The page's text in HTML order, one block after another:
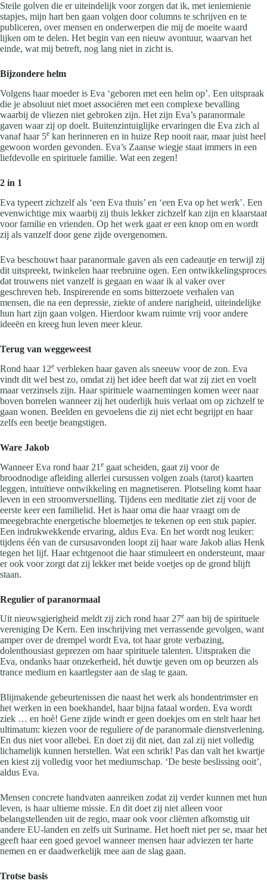
Steile golven die er uiteindelijk voor zorgen dat ik, met ieniemienie
stapjes, mijn hart ben gaan volgen door columns te schrijven en te
publiceren, over mensen en onderwerpen die mij de moeite waard
lijken om te delen. Het begin van een nieuw avontuur, waarvan het
einde, wat mij betreft, nog lang niet in zicht is.
Bijzondere helm
Volgens haar moeder is Eva ‘geboren met een helm op’. Een uitspraak
die je absoluut niet moet associëren met een complexe bevalling
waarbij de vliezen niet gebroken zijn. Het zijn Eva’s paranormale
gaven waar zij op doelt. Buitenzintuiglijke ervaringen die Eva zich al
vanaf haar 5e kan herinneren en in huize Rep nooit raar, maar juist heel
gewoon worden gevonden. Eva’s Zaanse wiegje staat immers in een
liefdevolle en spirituele familie. Wat een zegen!
2 in 1
Eva typeert zichzelf als ‘een Eva thuis’ en ‘een Eva op het werk’. Een
evenwichtige mix waarbij zij thuis lekker zichzelf kan zijn en klaarstaat
voor familie en vrienden. Op het werk gaat er een knop om en wordt
zij als vanzelf door gene zijde overgenomen.
Eva beschouwt haar paranormale gaven als een cadeautje en terwijl zij
dit uitspreekt, twinkelen haar reebruine ogen. Een ontwikkelingsproces
dat trouwens niet vanzelf is gegaan en waar ik al vaker over
geschreven heb. Inspirerende en soms bitterzoete verhalen van
mensen, die na een depressie, ziekte of andere narigheid, uiteindelijke
hun hart zijn gaan volgen. Hierdoor kwam ruimte vrij voor andere
ideeën en kreeg hun leven meer kleur.
Terug van weggeweest
Rond haar 12e verbleken haar gaven als sneeuw voor de zon. Eva
vindt dit wel best zo, omdat zij het idee heeft dat wat zij ziet en voelt
maar verzinsels zijn. Haar spirituele waarnemingen komen weer naar
boven borrelen wanneer zij het ouderlijk huis verlaat om op zichzelf te
gaan wonen. Beelden en gevoelens die zij niet echt begrijpt en haar
zelfs een beetje beangstigen.
Ware Jakob
Wanneer Eva rond haar 21 e gaat scheiden, gaat zij voor de
broodnodige afleiding allerlei cursussen volgen zoals (tarot) kaarten
leggen, intuïtieve ontwikkeling en magnetiseren. Plotseling komt haar
leven in een stroomversnelling. Tijdens een meditatie ziet zij voor de
eerste keer een familielid. Het is haar oma die haar vraagt om de
meegebrachte energetische bloemetjes te tekenen op een stuk papier.
Een indrukwekkende ervaring, aldus Eva. En het wordt nog leuker:
tijdens één van de cursusavonden loopt zij haar ware Jakob alias Henk
tegen het lijf. Haar echtgenoot die haar stimuleert en ondersteunt, maar
er ook voor zorgt dat zij lekker met beide voetjes op de grond blijft
staan.
Regulier of paranormaal
Uit nieuwsgierigheid meldt zij zich rond haar 27e aan bij de spirituele
vereniging De Kern. Een inschrijving met verrassende gevolgen, want
amper over de drempel wordt Eva, tot haar grote verbazing,
dolenthousiast geprezen om haar spirituele talenten. Uitspraken die
Eva, ondanks haar onzekerheid, hét duwtje geven om op beurzen als
trance medium en kaartlegster aan de slag te gaan.
Blijmakende gebeurtenissen die naast het werk als hondentrimster en
het werken in een boekhandel, haar bijna fataal worden. Eva wordt
ziek … en hoè! Gene zijde windt er geen doekjes om en stelt haar het
ultimatum: kiezen voor de reguliere ofde paranormale dienstverlening.
En dus niet voor allebei. En doet zij dit niet, dan zal zij niet volledig
lichamelijk kunnen herstellen. Wat een schrik! Pas dan valt het kwartje
en kiest zij volledig voor het mediumschap. ‘De beste beslissing ooit’,
aldus Eva.
Mensen concrete handvaten aanreiken zodat zij verder kunnen met hun
leven, is haar ultieme missie. En dit doet zij niet alleen voor
belangstellenden uit de regio, maar ook voor cliënten afkomstig uit
andere EU-landen en zelfs uit Suriname. Het hoeft niet per se, maar het
geeft haar een goed gevoel wanneer mensen haar adviezen ter harte
nemen en er daadwerkelijk mee aan de slag gaan.
Trotse basis